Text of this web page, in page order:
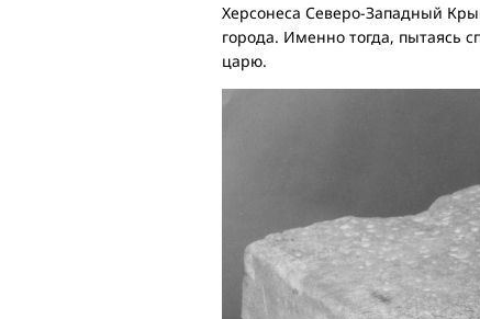
Херсонеса Северо-Западный
города. Именно тогда, пытаясь
царю.